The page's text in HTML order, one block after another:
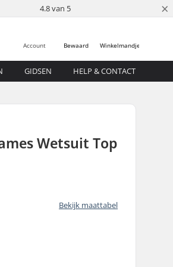
4.8 van 5 ×
Winkelmandje
Bewaard
Account
GIDSEN HELP & CONTACT
Wetsuit Top
Bekijk maattabel